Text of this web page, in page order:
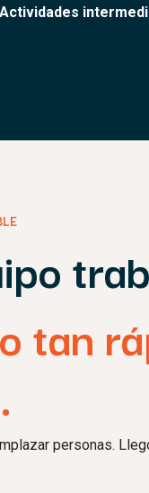
tan
personas.